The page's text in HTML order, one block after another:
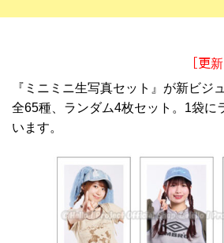
［更
『ミニミニ生写真セット』が新ビジ
全65種、ランダム4枚セット。1袋に
います。